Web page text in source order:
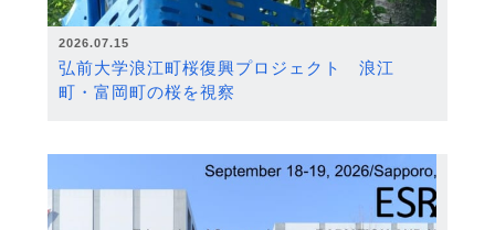
2026.07.15
弘前大学浪江町桜復興プロジェクト 浪江
町・富岡町の桜を視察